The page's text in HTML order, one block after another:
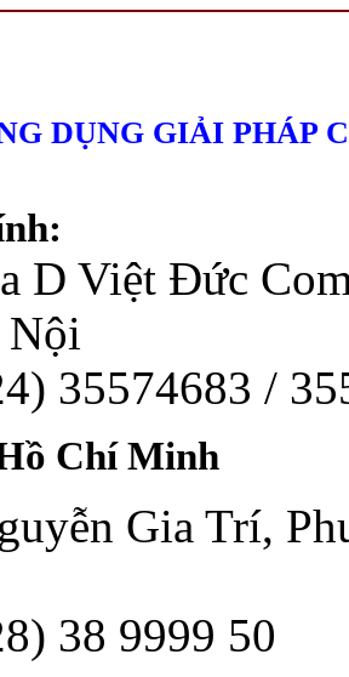
DỤNG GIẢI PHÁP
D Việt Đức
Nội
35574683 /
Chí Minh
Gia Trí,
38 9999 50